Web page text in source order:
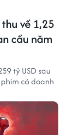
về 1,25
cầu năm
tỷ USD sau
có doanh